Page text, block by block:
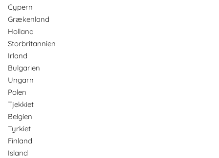
Cypern
Grækenland
Holland
Storbritannien
Irland
Bulgarien
Ungarn
Polen
Tjekkiet
Belgien
Tyrkiet
Finland
Island